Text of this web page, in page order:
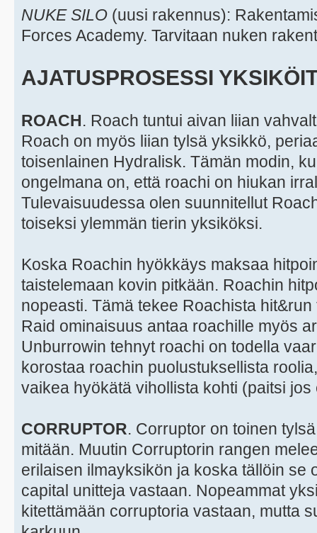
NUKE SILO (uusi rakennus):
Forces Academy. Tarvitaan nuken
AJATUSPROSESSI
ROACH. Roach tuntui aivan liian
Roach on myös liian tylsä yksikkö,
toisenlainen Hydralisk. Tämän modin,
ongelmana on, että roachi on hiukan
Tulevaisuudessa olen suunnitellut
toiseksi ylemmän tierin yksiköksi.
Koska Roachin hyökkäys maksaa
taistelemaan kovin pitkään. Roachin
nopeasti. Tämä tekee Roachista
Raid ominaisuus antaa roachille myös
Unburrowin tehnyt roachi on todella
korostaa roachin puolustuksellista
vaikea hyökätä vihollista kohti (paitsi jos
CORRUPTOR. Corruptor on toinen
mitään. Muutin Corruptorin rangen
erilaisen ilmayksikön ja koska tällöin se
capital unitteja vastaan. Nopeammat
kitettämään corruptoria vastaan, mutta